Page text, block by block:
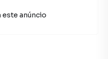
este anúncio